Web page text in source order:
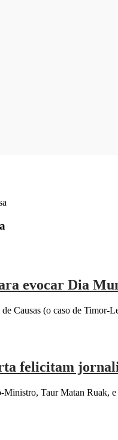
evocar Dia
Causas (o caso de Timor-
felicitam
Taur Matan Ruak, e